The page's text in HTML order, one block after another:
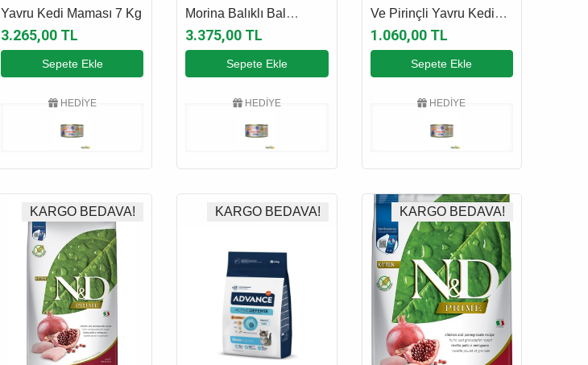
Yavru Kedi Maması 7 Kg
3.265,00 TL
Sepete Ekle
HEDİYE
Morina Balıklı Bal
Kabaklı Karidesli Ve
Kavunlu Yavru Kedi
Maması 5 Kg
3.375,00 TL
Sepete Ekle
HEDİYE
Ve Pirinçli Yavru Kedi
Maması 1.5 Kg
1.060,00 TL
Sepete Ekle
HEDİYE
KARGO BEDAVA! KARGO BEDAVA! KARGO BEDAVA!